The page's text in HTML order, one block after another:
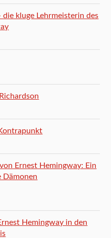
kluge Lehrmeisterin des
Ernest Hemingway: Ein
Dämonen
Hemingway in den